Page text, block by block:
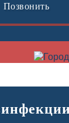
Позвонить